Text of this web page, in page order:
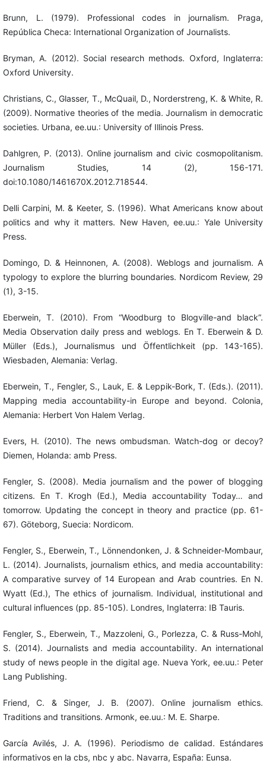
Brunn, L. (1979). Professional codes in journalism. Praga,
República Checa: International Organization of Journalists.
Bryman, A. (2012). Social research methods. Oxford, Inglaterra:
Oxford University.
Christians, C., Glasser, T., McQuail, D., Norderstreng, K. & White, R.
(2009). Normative theories of the media. Journalism in democratic
societies. Urbana, ee.uu.: University of Illinois Press.
Dahlgren, P. (2013). Online journalism and civic cosmopolitanism.
Journalism Studies, 14 (2), 156-171.
doi:10.1080/1461670X.2012.718544.
Delli Carpini, M. & Keeter, S. (1996). What Americans know about
politics and why it matters. New Haven, ee.uu.: Yale University
Press.
Domingo, D. & Heinnonen, A. (2008). Weblogs and journalism. A
typology to explore the blurring boundaries. Nordicom Review, 29
(1), 3-15.
Eberwein, T. (2010). From “Woodburg to Blogville-and black”.
Media Observation daily press and weblogs. En T. Eberwein & D.
Müller (Eds.), Journalismus und Öffentlichkeit (pp. 143-165).
Wiesbaden, Alemania: Verlag.
Eberwein, T., Fengler, S., Lauk, E. & Leppik-Bork, T. (Eds.). (2011).
Mapping media accountability-in Europe and beyond. Colonia,
Alemania: Herbert Von Halem Verlag.
Evers, H. (2010). The news ombudsman. Watch-dog or decoy?
Diemen, Holanda: amb Press.
Fengler, S. (2008). Media journalism and the power of blogging
citizens. En T. Krogh (Ed.), Media accountability Today… and
tomorrow. Updating the concept in theory and practice (pp. 61-
67). Göteborg, Suecia: Nordicom.
Fengler, S., Eberwein, T., Lönnendonken, J. & Schneider-Mombaur,
L. (2014). Journalists, journalism ethics, and media accountability:
A comparative survey of 14 European and Arab countries. En N.
Wyatt (Ed.), The ethics of journalism. Individual, institutional and
cultural influences (pp. 85-105). Londres, Inglaterra: IB Tauris.
Fengler, S., Eberwein, T., Mazzoleni, G., Porlezza, C. & Russ-Mohl,
S. (2014). Journalists and media accountability. An international
study of news people in the digital age. Nueva York, ee.uu.: Peter
Lang Publishing.
Friend, C. & Singer, J. B. (2007). Online journalism ethics.
Traditions and transitions. Armonk, ee.uu.: M. E. Sharpe.
García Avilés, J. A. (1996). Periodismo de calidad. Estándares
informativos en la cbs, nbc y abc. Navarra, España: Eunsa.